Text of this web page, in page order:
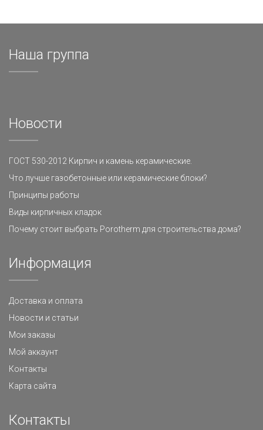
Наша группа
Новости
ГОСТ 530-2012 Кирпич и камень керамические.
Что лучше газобетонные или керамические блоки?
Принципы работы
Виды кирпичных кладок
Почему стоит выбрать Porotherm для строительства дома?
Информация
Доставка и оплата
Новости и статьи
Мои заказы
Мой аккаунт
Контакты
Карта сайта
Контакты